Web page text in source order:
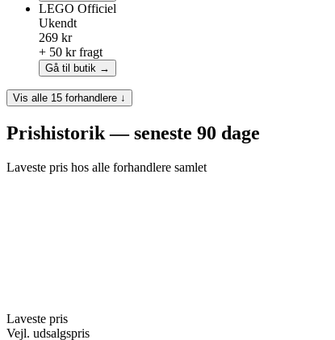
LEGO Officiel
Ukendt
269 kr
+ 50 kr fragt
Gå til butik →
Vis alle 15 forhandlere ↓
Prishistorik — seneste 90 dage
Laveste pris hos alle forhandlere samlet
Laveste pris
Vejl. udsalgspris